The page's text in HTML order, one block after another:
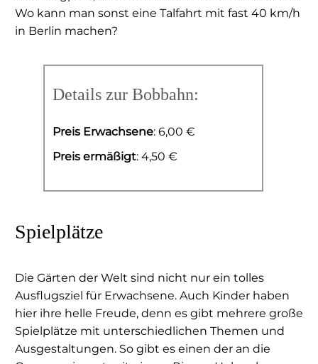
Wo kann man sonst eine Talfahrt mit fast 40 km/h
in Berlin machen?
Details zur Bobbahn:
Preis Erwachsene: 6,00 €
Preis ermäßigt: 4,50 €
Spielplätze
Die Gärten der Welt sind nicht nur ein tolles
Ausflugsziel für Erwachsene. Auch Kinder haben
hier ihre helle Freude, denn es gibt mehrere große
Spielplätze mit unterschiedlichen Themen und
Ausgestaltungen. So gibt es einen der an die